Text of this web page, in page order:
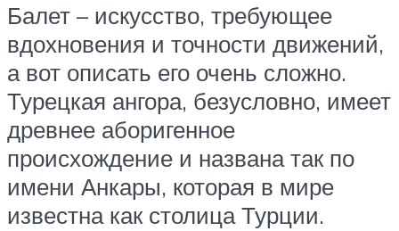
Балет – искусство, требующее
вдохновения и точности движений,
а вот описать его очень сложно.
Турецкая ангора, безусловно, имеет
древнее аборигенное
происхождение и названа так по
имени Анкары, которая в мире
известна как столица Турции.